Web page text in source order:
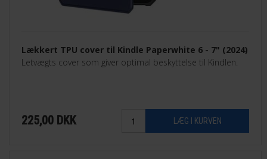
Lækkert TPU cover til Kindle Paperwhite 6 - 7" (2024)
Letvægts cover som giver optimal beskyttelse til Kindlen.
225,00 DKK